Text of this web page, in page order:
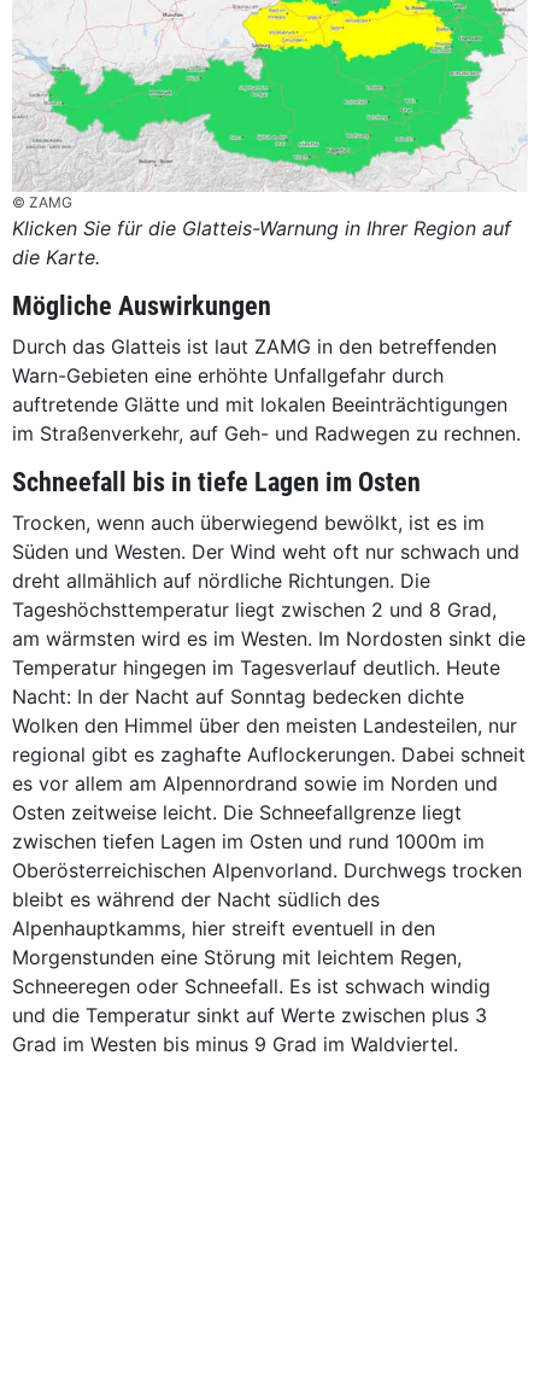
© ZAMG
Klicken Sie für die Glatteis-Warnung in Ihrer Region auf
die Karte.
Mögliche Auswirkungen
Durch das Glatteis ist laut ZAMG in den betreffenden
Warn-Gebieten eine erhöhte Unfallgefahr durch
auftretende Glätte und mit lokalen Beeinträchtigungen
im Straßenverkehr, auf Geh- und Radwegen zu rechnen.
Schneefall bis in tiefe Lagen im Osten
Trocken, wenn auch überwiegend bewölkt, ist es im
Süden und Westen. Der Wind weht oft nur schwach und
dreht allmählich auf nördliche Richtungen. Die
Tageshöchsttemperatur liegt zwischen 2 und 8 Grad,
am wärmsten wird es im Westen. Im Nordosten sinkt die
Temperatur hingegen im Tagesverlauf deutlich. Heute
Nacht: In der Nacht auf Sonntag bedecken dichte
Wolken den Himmel über den meisten Landesteilen, nur
regional gibt es zaghafte Auflockerungen. Dabei schneit
es vor allem am Alpennordrand sowie im Norden und
Osten zeitweise leicht. Die Schneefallgrenze liegt
zwischen tiefen Lagen im Osten und rund 1000m im
Oberösterreichischen Alpenvorland. Durchwegs trocken
bleibt es während der Nacht südlich des
Alpenhauptkamms, hier streift eventuell in den
Morgenstunden eine Störung mit leichtem Regen,
Schneeregen oder Schneefall. Es ist schwach windig
und die Temperatur sinkt auf Werte zwischen plus 3
Grad im Westen bis minus 9 Grad im Waldviertel.